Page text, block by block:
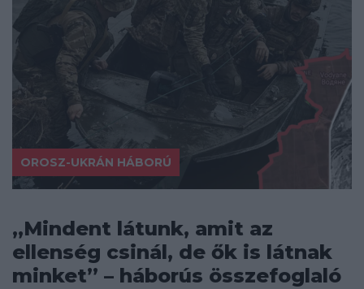
OROSZ-UKRÁN HÁBORÚ
„Mindent látunk, amit az
ellenség csinál, de ők is látnak
minket” – háborús összefoglaló